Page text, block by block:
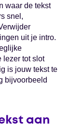
waar de tekst
snel,
uit je intro.
lezer tot slot
is jouw tekst te
bijvoorbeeld
aan